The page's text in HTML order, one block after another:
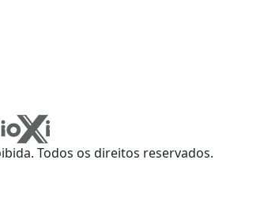
Todos os direitos reservados.